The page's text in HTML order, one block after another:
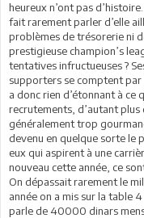
heureux n’ont pas
fait rarement parler d’elle
problèmes de trésorerie ni
prestigieuse champion’s
tentatives infructueuses ?
supporters se comptent par
a donc rien d’étonnant à ce
recrutements, d’autant plus
généralement trop
devenu en quelque sorte le
eux qui aspirent à une
nouveau cette année, ce
On dépassait rarement le
année on a mis sur la table
parle de 40000 dinars